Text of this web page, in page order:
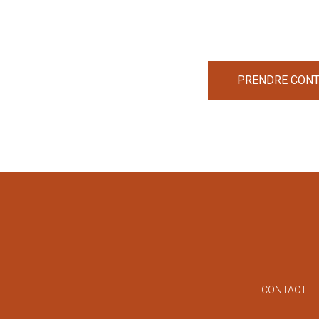
PRENDRE
CONTACT